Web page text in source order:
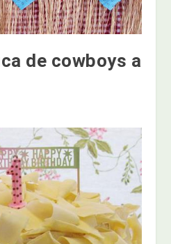
de cowboys a